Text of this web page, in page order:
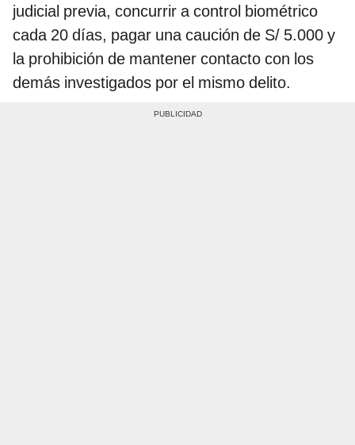
judicial previa, concurrir a control biométrico
cada 20 días, pagar una caución de S/ 5.000 y
la prohibición de mantener contacto con los
demás investigados por el mismo delito.